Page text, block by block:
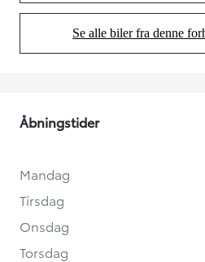
Se alle biler fra denne
(Opens
Åbningstider
Mandag
Tirsdag
Onsdag
Torsdag